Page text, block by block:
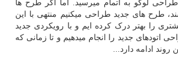
لوگو به اتمام میرسید. اما اگر طرح ها
طرح های جدید طراحی میکنیم منتهی با این
را بهتر درک کرده ایم و با رویکردی جدید
اتودهای جدید را انجام میدهیم و تا زمانی که
روند ادامه دارد...